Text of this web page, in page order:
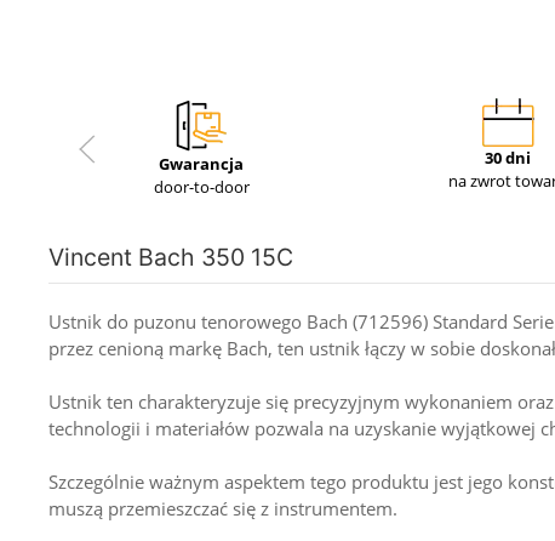
Gwarancja
door-to-door
30 dni
na zwrot
Vincent Bach 350 15C
Ustnik do puzonu tenorowego Bach (712596) Standard
przez cenioną markę Bach, ten ustnik łączy w sobie
Ustnik ten charakteryzuje się precyzyjnym wykonaniem
technologii i materiałów pozwala na uzyskanie wyjątkowej
Szczególnie ważnym aspektem tego produktu jest jego
muszą przemieszczać się z instrumentem.